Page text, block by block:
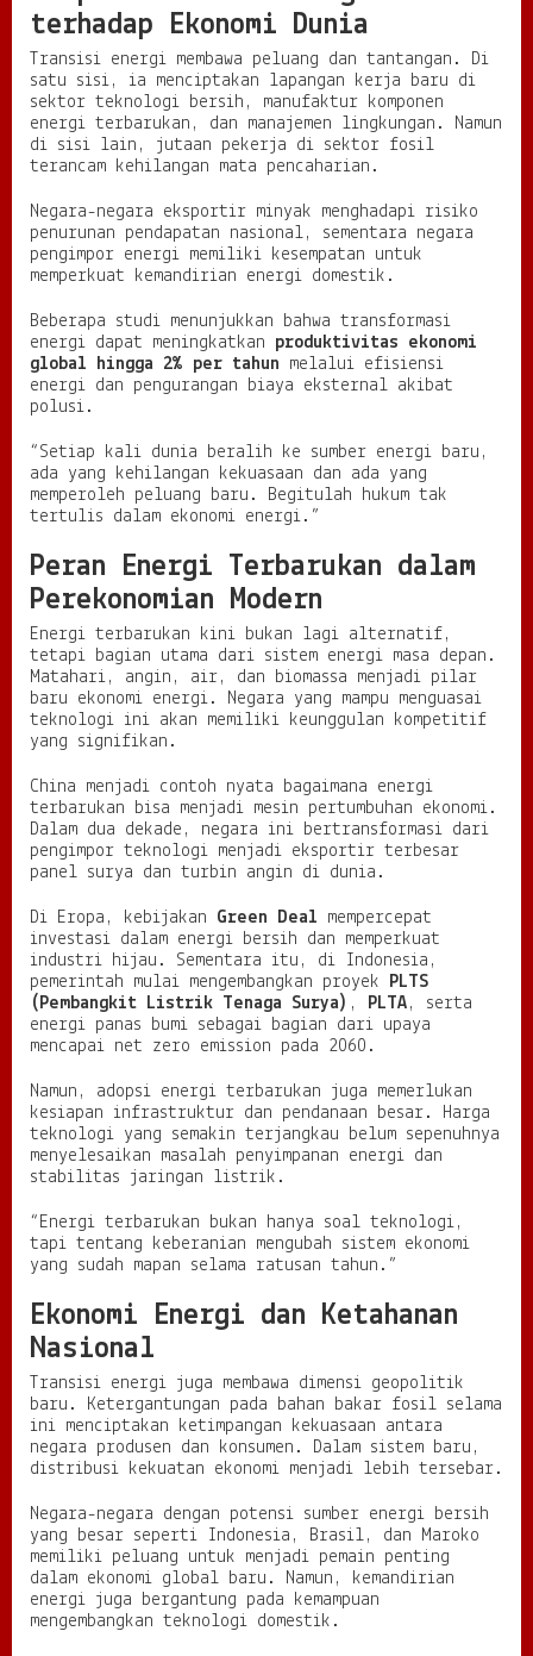
terhadap Ekonomi Dunia
Transisi energi membawa peluang dan tantangan. Di
satu sisi, ia menciptakan lapangan kerja baru di
sektor teknologi bersih, manufaktur komponen
energi terbarukan, dan manajemen lingkungan. Namun
di sisi lain, jutaan pekerja di sektor fosil
terancam kehilangan mata pencaharian.
Negara-negara eksportir minyak menghadapi risiko
penurunan pendapatan nasional, sementara negara
pengimpor energi memiliki kesempatan untuk
memperkuat kemandirian energi domestik.
Beberapa studi menunjukkan bahwa transformasi
energi dapat meningkatkan produktivitas ekonomi
global hingga 2% per tahun melalui efisiensi
energi dan pengurangan biaya eksternal akibat
polusi.
“Setiap kali dunia beralih ke sumber energi baru,
ada yang kehilangan kekuasaan dan ada yang
memperoleh peluang baru. Begitulah hukum tak
tertulis dalam ekonomi energi.”
Peran Energi Terbarukan dalam
Perekonomian Modern
Energi terbarukan kini bukan lagi alternatif,
tetapi bagian utama dari sistem energi masa depan.
Matahari, angin, air, dan biomassa menjadi pilar
baru ekonomi energi. Negara yang mampu menguasai
teknologi ini akan memiliki keunggulan kompetitif
yang signifikan.
China menjadi contoh nyata bagaimana energi
terbarukan bisa menjadi mesin pertumbuhan ekonomi.
Dalam dua dekade, negara ini bertransformasi dari
pengimpor teknologi menjadi eksportir terbesar
panel surya dan turbin angin di dunia.
Di Eropa, kebijakan Green Deal mempercepat
investasi dalam energi bersih dan memperkuat
industri hijau. Sementara itu, di Indonesia,
pemerintah mulai mengembangkan proyek PLTS
(Pembangkit Listrik Tenaga Surya) , PLTA, serta
energi panas bumi sebagai bagian dari upaya
mencapai net zero emission pada 2060.
Namun, adopsi energi terbarukan juga memerlukan
kesiapan infrastruktur dan pendanaan besar. Harga
teknologi yang semakin terjangkau belum sepenuhnya
menyelesaikan masalah penyimpanan energi dan
stabilitas jaringan listrik.
“Energi terbarukan bukan hanya soal teknologi,
tapi tentang keberanian mengubah sistem ekonomi
yang sudah mapan selama ratusan tahun.”
Ekonomi Energi dan Ketahanan
Nasional
Transisi energi juga membawa dimensi geopolitik
baru. Ketergantungan pada bahan bakar fosil selama
ini menciptakan ketimpangan kekuasaan antara
negara produsen dan konsumen. Dalam sistem baru,
distribusi kekuatan ekonomi menjadi lebih tersebar.
Negara-negara dengan potensi sumber energi bersih
yang besar seperti Indonesia, Brasil, dan Maroko
memiliki peluang untuk menjadi pemain penting
dalam ekonomi global baru. Namun, kemandirian
energi juga bergantung pada kemampuan
mengembangkan teknologi domestik.